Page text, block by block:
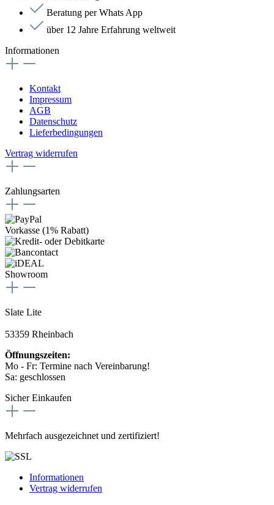
Beratung per Whats App
über 12 Jahre Erfahrung weltweit
Informationen
Kontakt
Impressum
AGB
Datenschutz
Lieferbedingungen
Vertrag widerrufen
Zahlungsarten
Vorkasse (1% Rabatt)
Showroom
Slate Lite
53359 Rheinbach
Öffnungszeiten:
Mo - Fr: Termine nach Vereinbarung!
Sa: geschlossen
Sicher Einkaufen
Mehrfach ausgezeichnet und zertifiziert!
Informationen
Vertrag widerrufen